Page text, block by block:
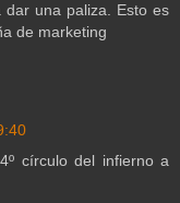
una paliza. Esto es
de marketing
círculo del infierno a